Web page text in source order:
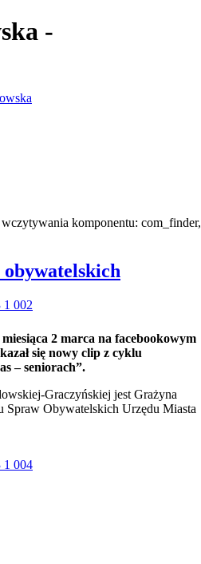
-
wczytywania komponentu: com_finder,
obywatelskich
2 marca na facebookowym
się nowy clip z cyklu
– seniorach”.
Graczyńskiej jest Grażyna
Spraw Obywatelskich Urzędu Miasta